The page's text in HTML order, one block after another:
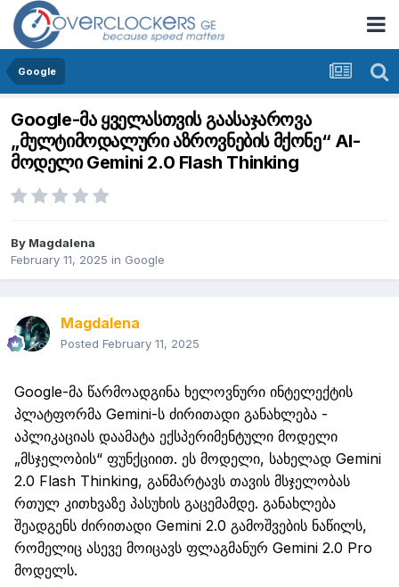
Google
Google-მა ყველასთვის გაასაჯაროვა
„მულტიმოდალური აზროვნების მქონე“ AI-
მოდელი Gemini 2.0 Flash Thinking
By Magdalena
February 11, 2025 in Google
Magdalena
Posted February 11, 2025
Google-მა წარმოადგინა ხელოვნური ინტელექტის
პლატფორმა Gemini-ს ძირითადი განახლება -
აპლიკაციას დაამატა ექსპერიმენტული მოდელი
„მსჯელობის“ ფუნქციით. ეს მოდელი, სახელად Gemini
2.0 Flash Thinking, განმარტავს თავის მსჯელობას
რთულ კითხვაზე პასუხის გაცემამდე. განახლება
შეადგენს ძირითადი Gemini 2.0 გამოშვების ნაწილს,
რომელიც ასევე მოიცავს ფლაგმანურ Gemini 2.0 Pro
მოდელს.